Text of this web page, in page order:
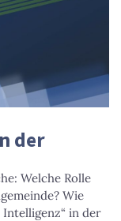
der
Welche Rolle
Wie
in der